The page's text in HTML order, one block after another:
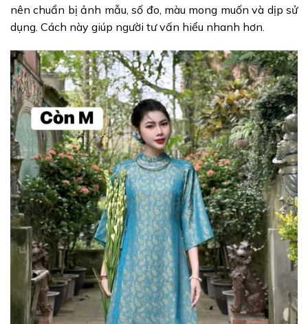
nên chuẩn bị ảnh mẫu, số đo, màu mong muốn và dịp sử
dụng. Cách này giúp người tư vấn hiểu nhanh hơn.